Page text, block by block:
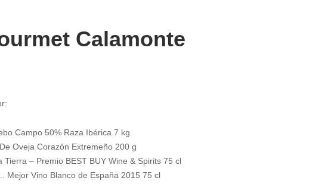
Calamonte
Campo 50% Raza Ibérica 7 kg
Oveja Corazón Extremeño 200 g
Tierra – Premio BEST BUY Wine & Spirits 75 cl
Mejor Vino Blanco de España 2015 75 cl